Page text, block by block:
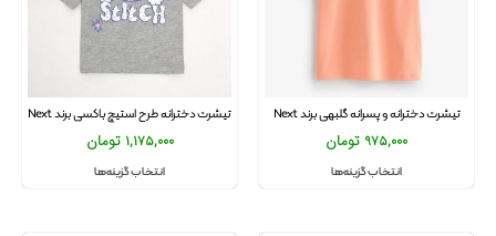
تیشرت دخترانه و‌ پسرانه گلبهی برند Next
975,000 تومان
انتخاب گزینه‌ها
تیشرت دخترانه طرح استیچ باکسی برند Next
1,175,000 تومان
انتخاب گزینه‌ها